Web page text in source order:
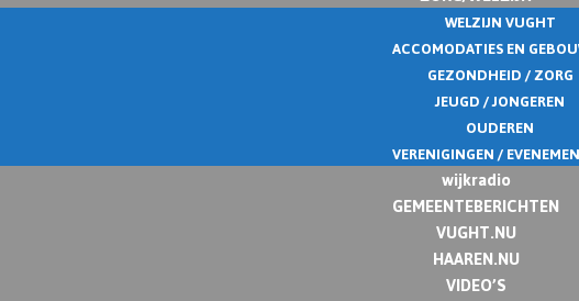
WELZIJN VUGHT
ACCOMODATIES EN
GEZONDHEID / ZORG
JEUGD / JONGEREN
OUDEREN
VERENIGINGEN /
wijkradio
GEMEENTEBERICHTEN
VUGHT.NU
HAAREN.NU
VIDEO’S